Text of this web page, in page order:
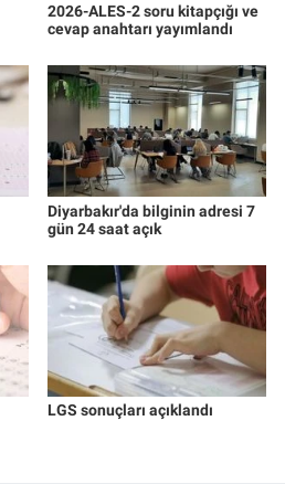
2026-ALES-2 soru kitapçığı ve
cevap anahtarı yayımlandı
Diyarbakır'da bilginin adresi 7
gün 24 saat açık
LGS sonuçları açıklandı